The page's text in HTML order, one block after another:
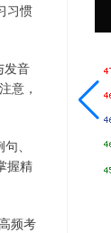
习惯
发音
意，
、
握精
频考